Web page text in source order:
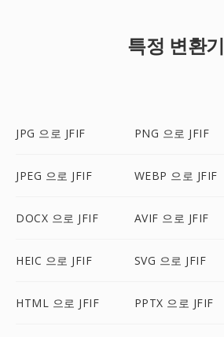
특정 변환기
JPG 으로 JFIF PNG 으로 JFIF
JPEG 으로 JFIF WEBP 으로 JFIF
DOCX 으로 JFIF AVIF 으로 JFIF
HEIC 으로 JFIF SVG 으로 JFIF
HTML 으로 JFIF PPTX 으로 JFIF